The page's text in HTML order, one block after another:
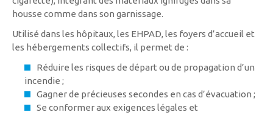
housse comme dans son garnissage.
Utilisé dans les hôpitaux, les EHPAD, les foyers d’accueil et
les hébergements collectifs, il permet de :
Réduire les risques de départ ou de propagation d’un
incendie ;
Gagner de précieuses secondes en cas d’évacuation ;
Se conformer aux exigences légales et